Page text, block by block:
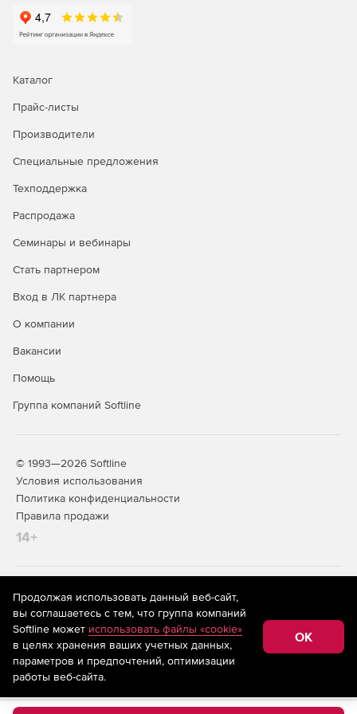
показатели эффективности
информационных панелей в реальном времени.
Каталог
Прайс-листы
Производители
Специальные предложения
Техподдержка
Распродажа
Семинары и вебинары
Стать партнером
Вход в ЛК партнера
О компании
Вакансии
Помощь
Группа компаний Softline
© 1993—2026 Softline
Условия использования
Политика конфиденциальности
Правила продажи
14+
На информационном ресурсе store.softline.ru применяются
рекомендательные технологии
(информационные технологии
предоставления информации на основе сбора,
систематизации и анализа сведений, относящихся к
предпочтениям пользователей сети «Интернет»,
находящихся на территории Российской Федерации)
Продолжая использовать данный веб-сайт,
вы соглашаетесь с тем, что группа компаний
Softline может использовать файлы «cookie»
в целях хранения ваших учетных данных,
параметров и предпочтений, оптимизации
работы веб-сайта.
OK